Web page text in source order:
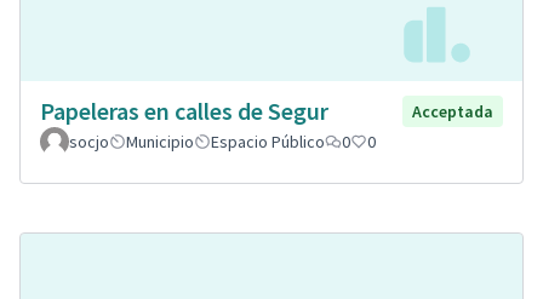
Papeleras en calles de Segur
Acceptada
socjo
Municipio Espacio Público 0 0